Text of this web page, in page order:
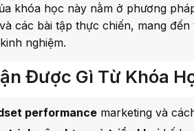
khóa học này nằm ở phương
các bài tập thực chiến, mang đến
nghiệm.
Được Gì Từ Khóa
performance marketing và